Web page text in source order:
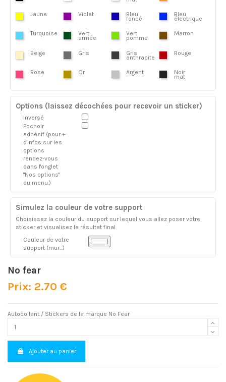
Jaune Violet Bleu
foncé
Bleu
électrique
Turquoise Vert
armée
Vert
pomme
Marron
Beige Gris Gris
anthracite
Rouge
Rose Or Argent Noir
mat
Options (laissez décochées pour recevoir un sticker)
Inversé
Pochoir
adhésif (pour +
d'infos sur les
options
rendez-vous
dans l'onglet
"Nos options"
du menu.)
Simulez la couleur de votre support
Choisissez la couleur du support sur lequel vous allez poser votre
sticker et visualisez le résultat final.
Couleur de votre
support (mur...)
No fear
Prix: 2.70 €
Autocollant / Stickers de la marque No Fear
Ajouter au panier